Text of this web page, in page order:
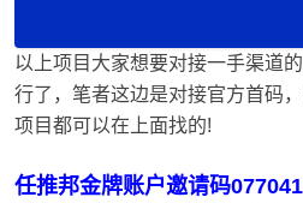
以上项目大家想要对接一手渠道
行了，笔者这边是对接官方首码
项目都可以在上面找的!
任推邦金牌账户邀请码077041